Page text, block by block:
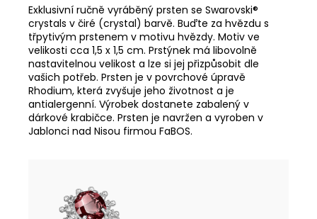
Exklusivní ručně vyráběný prsten se Swarovski®
crystals v čiré (crystal) barvě. Buďte za hvězdu s
třpytivým prstenem v motivu hvězdy. Motiv ve
velikosti cca 1,5 x 1,5 cm. Prstýnek má libovolně
nastavitelnou velikost a lze si jej přizpůsobit dle
vašich potřeb. Prsten je v povrchové úpravě
Rhodium, která zvyšuje jeho životnost a je
antialergenní. Výrobek dostanete zabalený v
dárkové krabičce. Prsten je navržen a vyroben v
Jablonci nad Nisou firmou FaBOS.